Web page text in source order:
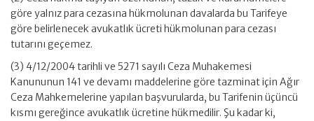
göre yalnız para cezasına hükmolunan davalarda bu Tarifeye
göre belirlenecek avukatlık ücreti hükmolunan para cezası
tutarını geçemez.
(3) 4/12/2004 tarihli ve 5271 sayılı Ceza Muhakemesi
Kanununun 141 ve devamı maddelerine göre tazminat için Ağır
Ceza Mahkemelerine yapılan başvurularda, bu Tarifenin üçüncü
kısmı gereğince avukatlık ücretine hükmedilir. Şu kadar ki,